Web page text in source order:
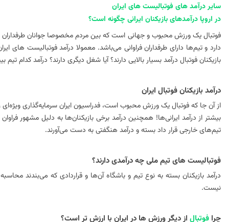
سایر درآمد‌ های فوتبالیست‌ های ایران
در اروپا درآمد‌های بازیکنان ایرانی چگونه است؟
فوتبال یک ورزش محبوب و جهانی است که بین مردم مخصوصا جوانان طرفداران
دارد و تیم‌ها دارای طرفداران فراوانی می‌باشد. معمولا درآمد فوتبالیست‌
بازیکنان فوتبال درآمد بسیار بالایی دارند؟ آیا شغل دیگری دارند؟ درآمد
درآمد بازیکنان فوتبال ایران
از آن جا که فوتبال یک ورزش محبوب است، فدراسیون ایران سرمایه‌گذاری ویژه‌ای
بیشتر از درآمد ایرانی‌ها! همچنین درآمد برخی بازیکنان‌ها به دلیل مشهور
تیم‌های خارجی قرار داد بسته و درآمد هنگفتی به دست می‌آورند.
فوتبالیست‌ های تیم ملی چه درآمدی دارند؟
درآمد بازیکنان بسته به نوع تیم و باشگاه آن‌ها و قراردادی که می‌بندند
نیست.
چرا فوتبال از دیگر ورزش‌ ها در ایران با ارزش‌ تر است؟